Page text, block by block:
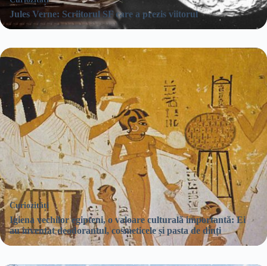
Jules Verne: Scriitorul SF care a prezis viitorul
Curiozități
Igiena vechilor egipteni, o valoare culturală importantă: Ei
au inventat deodorantul, cosmeticele și pasta de dinți